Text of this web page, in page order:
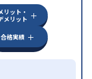
リット・
メリット
合格実績